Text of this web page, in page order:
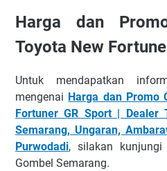
Harga dan
Toyota New
Untuk mendapatkan
mengenai Harga dan Promo
Fortuner GR Sport | Dealer
Semarang, Ungaran,
Purwodadi, silakan kunjungi
Gombel Semarang.